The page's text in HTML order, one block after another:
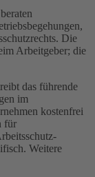
Die
Arbeitgeber; die
das führende
im
kostenfrei
für
Weitere